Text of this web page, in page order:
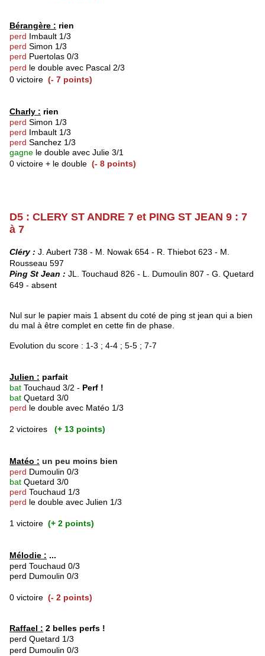
Bérangère : rien
perd Imbault 1/3
perd Simon 1/3
perd Puertolas 0/3
perd le double avec Pascal 2/3
0 victoire (- 7 points)
Charly : rien
perd Simon 1/3
perd Imbault 1/3
perd Sanchez 1/3
gagne le double avec Julie 3/1
0 victoire + le double (- 8 points)
D5 : CLERY ST ANDRE 7 et PING ST JEAN 9 : 7
à 7
Cléry : J. Aubert 738 - M. Nowak 654 - R. Thiebot 623 - M.
Rousseau 597
Ping St Jean : JL. Touchaud 826 - L. Dumoulin 807 - G. Quetard
649 - absent
Nul sur le papier mais 1 absent du coté de ping st jean qui a bien
du mal à être complet en cette fin de phase.
Evolution du score : 1-3 ; 4-4 ; 5-5 ; 7-7
Julien : parfait
bat Touchaud 3/2 - Perf !
bat Quetard 3/0
perd le double avec Matéo 1/3
2 victoires (+ 13 points)
Matéo : un peu moins bien
perd Dumoulin 0/3
bat Quetard 3/0
perd Touchaud 1/3
perd le double avec Julien 1/3
1 victoire (+ 2 points)
Mélodie : ...
perd Touchaud 0/3
perd Dumoulin 0/3
0 victoire (- 2 points)
Raffael : 2 belles perfs !
perd Quetard 1/3
perd Dumoulin 0/3